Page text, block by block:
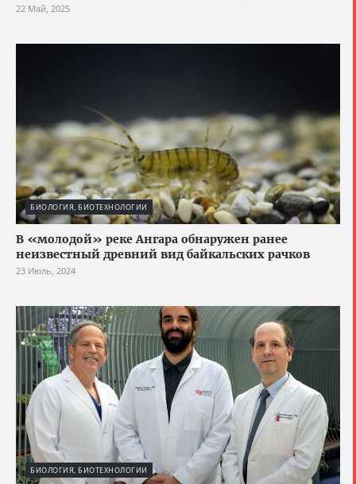
22 Май, 2025
БИОЛОГИЯ, БИОТЕХНОЛОГИИ
В «молодой» реке Ангара обнаружен ранее
неизвестный древний вид байкальских рачков
23 Июль, 2024
БИОЛОГИЯ, БИОТЕХНОЛОГИИ